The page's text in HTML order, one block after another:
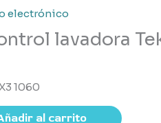
electrónico
lavadora
1060
al carrito